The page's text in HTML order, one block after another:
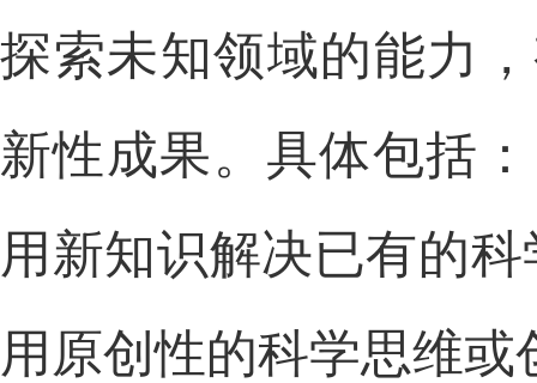
探索未知领域的能力
新性成果。具体包括
用新知识解决已有的
用原创性的科学思维